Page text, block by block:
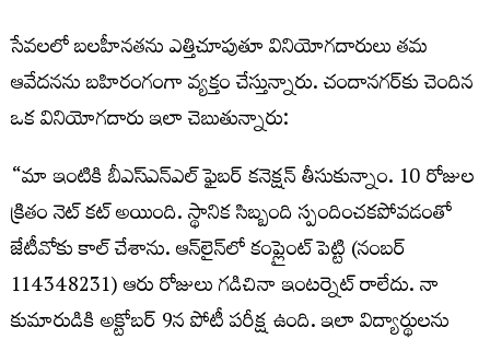
సేవలలో బలహీనతను ఎత్తిచూపుతూ వినియోగదారులు తమ
ఆవేదనను బహిరంగంగా వ్యక్తం చేస్తున్నారు. చందానగర్‌కు చెందిన
ఒక వినియోగదారు ఇలా చెబుతున్నారు:
“మా ఇంటికి బీఎస్ఎన్ఎల్‌ ఫైబర్‌ కనెక్షన్‌ తీసుకున్నాం. 10 రోజుల
క్రితం నెట్‌ కట్‌ అయింది. స్థానిక సిబ్బంది స్పందించకపోవడంతో
జేటీవోకు కాల్‌ చేశాను. ఆన్‌లైన్‌లో కంప్లైంట్‌ పెట్టి (నంబర్‌
114348231) ఆరు రోజులు గడిచినా ఇంటర్నెట్‌ రాలేదు. నా
కుమారుడికి అక్టోబర్‌ 9న పోటీ పరీక్ష ఉంది. ఇలా విద్యార్థులను